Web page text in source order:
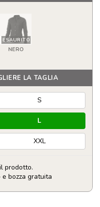
ESAURITO
NERO
LA TAGLIA
S
L
XXL
prodotto.
bozza gratuita